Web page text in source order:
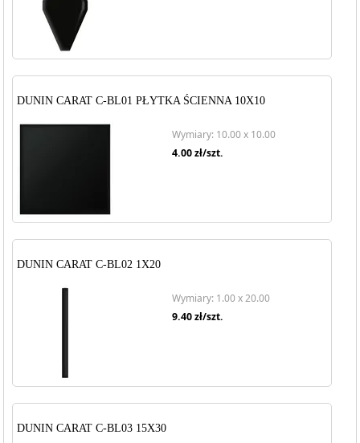
DUNIN CARAT C-BL01 PŁYTKA ŚCIENNA 10X10
Wymiary: 10.00 x 10.00
4.00zł/szt.
DUNIN CARAT C-BL02 1X20
Wymiary: 1.00 x 20.00
9.40zł/szt.
DUNIN CARAT C-BL03 15X30